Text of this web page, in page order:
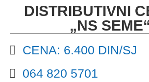
DISTRIBUTIVNI
„NS SEME“
CENA: 6.400 DIN/SJ
064 820 5701